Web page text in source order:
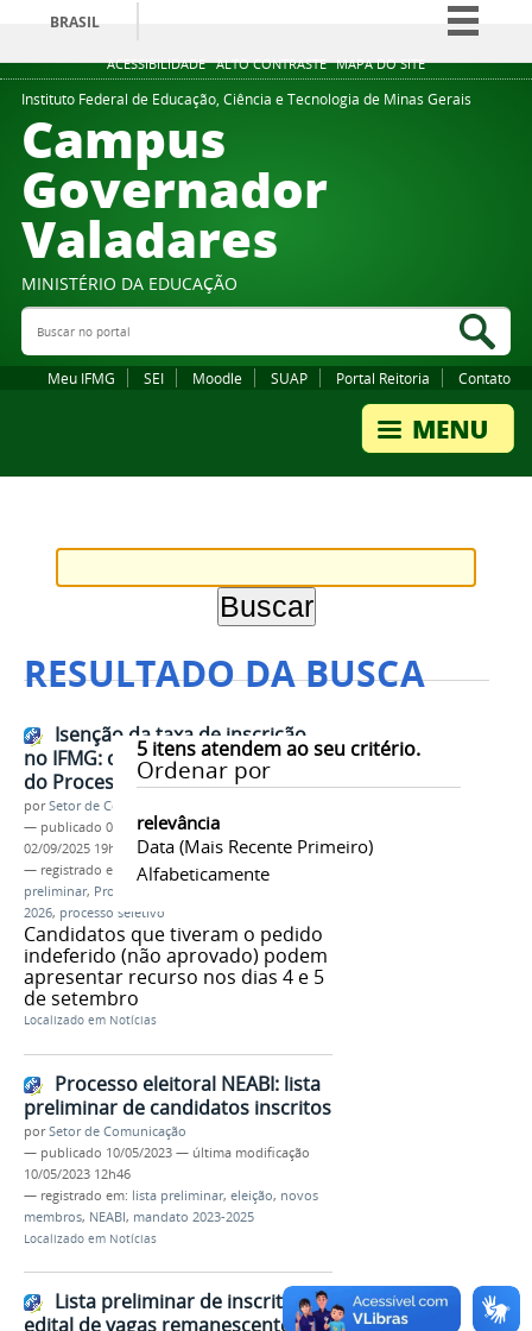
ACESSIBILIDADE ALTO CONTRASTE MAPA DO SITE
BRASIL
Simplifique!
Comunica BR
Instituto Federal de Educação, Ciência e Tecnologia de Minas Gerais
Campus
Governador
Valadares
MINISTÉRIO DA EDUCAÇÃO
Buscar no portal
Meu IFMG SEI Moodle SUAP Portal Reitoria Contato
RESULTADO DA BUSCA
5itens atendem ao seu critério.
Ordenar por
relevância
Data (mais Recente Primeiro)
Alfabeticamente
Isenção da taxa de inscrição
no IFMG: confira a lista preliminar
do Processo Seletivo 2026
porSetor de Comunicação
— publicado 02/09/2025—última modificação
02/09/2025 19h03
— registrado em:
Isenção,taxa de inscrição
preliminar, Processo Seletivo 2026
2026, processo seletivo
Candidatos que tiveram o pedido
indeferido (não aprovado) podem
apresentar recurso nos dias 4 e 5
de setembro
Localizado em Notícias
Processo eleitoral NEABI: lista
preliminar de candidatos inscritos
porSetor de Comunicação
— publicado 10/05/2023 — última modificação
10/05/2023 12h46
— registrado em: lista preliminar, eleição, novos
membros, NEABI, mandato 2023-2025
Localizado em Notícias
Lista preliminar de inscritos do
edital de vagas remanescentes do